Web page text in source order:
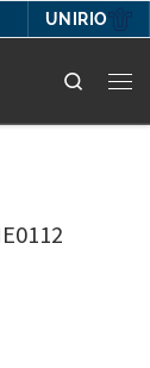
UNIRIO
Search